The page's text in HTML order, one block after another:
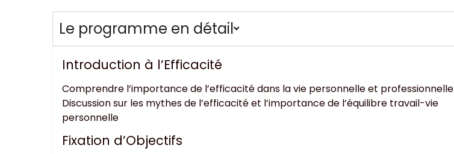
Le programme en détail
Introduction à l’Efficacité
Comprendre l’importance de l’efficacité dans la vie personnelle et professionnelle
Discussion sur les mythes de l’efficacité et l’importance de l’équilibre travail-vie
personnelle
Fixation d’Objectifs